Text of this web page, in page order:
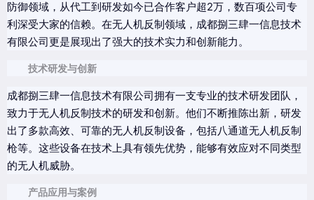
防御领域，从代工到研发如今已合作客户超2万，数百项公司专
利深受大家的信赖。在无人机反制领域，成都捌三肆一信息技术
有限公司更是展现出了强大的技术实力和创新能力。
技术研发与创新
成都捌三肆一信息技术有限公司拥有一支专业的技术研发团队，
致力于无人机反制技术的研发和创新。他们不断推陈出新，研发
出了多款高效、可靠的无人机反制设备，包括八通道无人机反制
枪等。这些设备在技术上具有领先优势，能够有效应对不同类型
的无人机威胁。
产品应用与案例